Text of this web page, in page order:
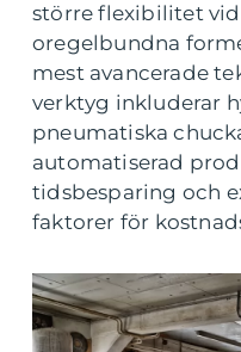
större flexibilitet
oregelbundna
mest avancerade
verktyg inkluderar
pneumatiska
automatiserad
tidsbesparing och
faktorer för